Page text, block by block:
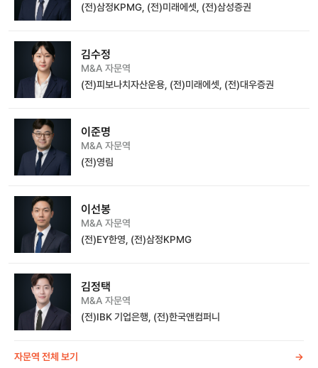
(전)삼정KPMG, (전)미래에셋, (전)삼성증권
김수정
M&A 자문역
(전)피보나치자산운용, (전)미래에셋, (전)대우증권
이준명
M&A 자문역
(전)영림
이선봉
M&A 자문역
(전)EY한영, (전)삼정KPMG
김정택
M&A 자문역
(전)IBK 기업은행, (전)한국앤컴퍼니
자문역 전체 보기 ->